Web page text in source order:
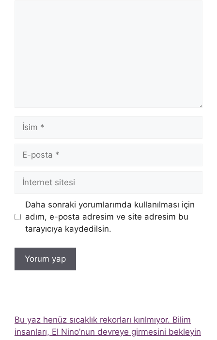
İsim
posta
İnternet
Daha sonraki yorumlarımda kullanılması için
adım, e-posta adresim ve site adresim bu
tarayıcıya kaydedilsin.
Bu yaz henüz sıcaklık rekorları kırılmıyor. Bilim
insanları, El Nino’nun devreye girmesini bekleyin